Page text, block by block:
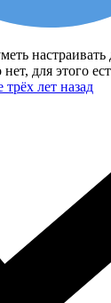
для этого
трёх лет назад